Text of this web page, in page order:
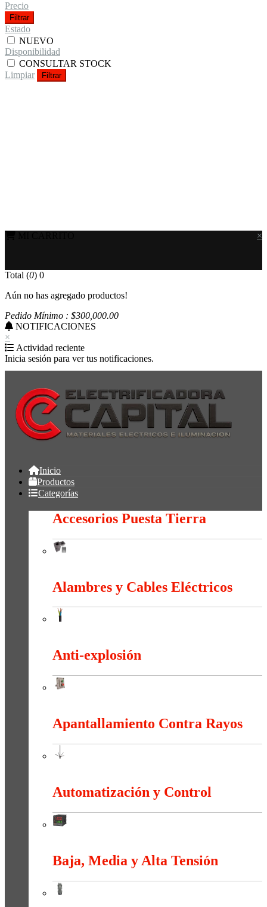
Precio
Filtrar
Estado
NUEVO
Disponibilidad
CONSULTAR STOCK
Limpiar
Filtrar
×
Total (0) 0
Aún no has agregado productos!
Pedido Mínimo : $300,000.00
NOTIFICACIONES
×
Actividad reciente
Inicia sesión para ver tus notificaciones.
Inicio
Productos
Categorías
Accesorios Puesta Tierra
Alambres y Cables Eléctricos
Anti-explosión
Apantallamiento Contra Rayos
Automatización y Control
Baja, Media y Alta Tensión